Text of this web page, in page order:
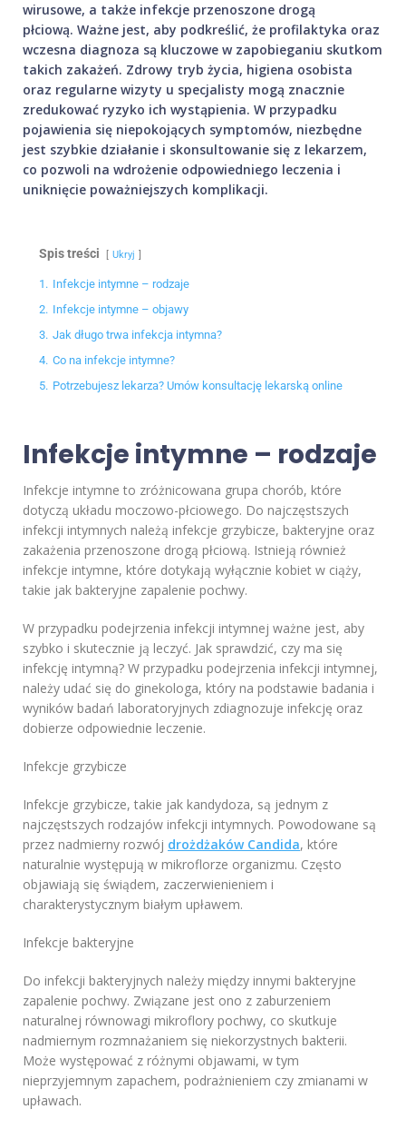
wirusowe, a także infekcje przenoszone drogą
płciową. Ważne jest, aby podkreślić, że profilaktyka oraz
wczesna diagnoza są kluczowe w zapobieganiu skutkom
takich zakażeń. Zdrowy tryb życia, higiena osobista
oraz regularne wizyty u specjalisty mogą znacznie
zredukować ryzyko ich wystąpienia. W przypadku
pojawienia się niepokojących symptomów, niezbędne
jest szybkie działanie i skonsultowanie się z lekarzem,
co pozwoli na wdrożenie odpowiedniego leczenia i
uniknięcie poważniejszych komplikacji.
Spis treści Ukryj
1. Infekcje intymne – rodzaje
2. Infekcje intymne – objawy
3. Jak długo trwa infekcja intymna?
4. Co na infekcje intymne?
5. Potrzebujesz lekarza? Umów konsultację lekarską online
Infekcje intymne – rodzaje
Infekcje intymne to zróżnicowana grupa chorób, które
dotyczą układu moczowo-płciowego. Do najczęstszych
infekcji intymnych należą infekcje grzybicze, bakteryjne oraz
zakażenia przenoszone drogą płciową. Istnieją również
infekcje intymne, które dotykają wyłącznie kobiet w ciąży,
takie jak bakteryjne zapalenie pochwy.
W przypadku podejrzenia infekcji intymnej ważne jest, aby
szybko i skutecznie ją leczyć. Jak sprawdzić, czy ma się
infekcję intymną? W przypadku podejrzenia infekcji intymnej,
należy udać się do ginekologa, który na podstawie badania i
wyników badań laboratoryjnych zdiagnozuje infekcję oraz
dobierze odpowiednie leczenie.
Infekcje grzybicze
Infekcje grzybicze, takie jak kandydoza, są jednym z
najczęstszych rodzajów infekcji intymnych. Powodowane są
przez nadmierny rozwój drożdżaków Candida, które
naturalnie występują w mikroflorze organizmu. Często
objawiają się świądem, zaczerwienieniem i
charakterystycznym białym upławem.
Infekcje bakteryjne
Do infekcji bakteryjnych należy między innymi bakteryjne
zapalenie pochwy. Związane jest ono z zaburzeniem
naturalnej równowagi mikroflory pochwy, co skutkuje
nadmiernym rozmnażaniem się niekorzystnych bakterii.
Może występować z różnymi objawami, w tym
nieprzyjemnym zapachem, podrażnieniem czy zmianami w
upławach.